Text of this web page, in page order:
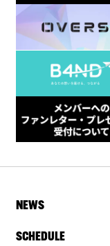
NEWS
SCHEDULE